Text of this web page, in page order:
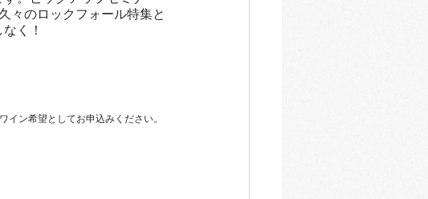
々のロックフォール特集と
く！
ン希望としてお申込みください。